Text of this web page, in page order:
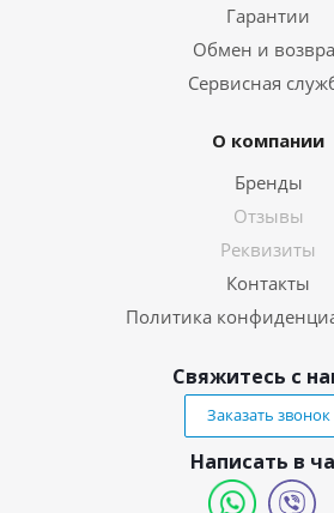
Гарантии
Обмен и
Сервисная
О компании
Бренды
Отзывы
Реквизиты
Контакты
Политика
Свяжитесь с
Заказать звонок
Написать в